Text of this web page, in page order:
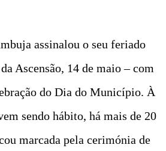
assinalou o seu feriado
Ascensão, 14 de maio – com
do Dia do Município. À
sendo hábito, há mais de 20
marcada pela cerimónia de